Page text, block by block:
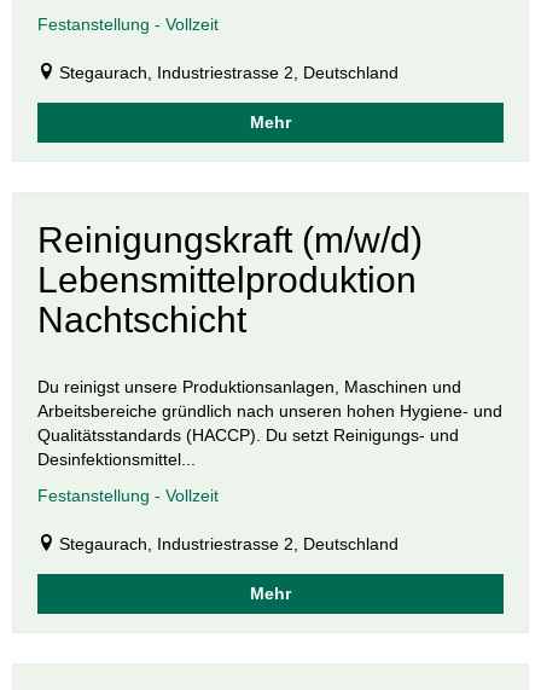
Festanstellung - Vollzeit
Stegaurach, Industriestrasse 2, Deutschland
Mehr
Reinigungskraft (m/w/d)
Lebensmittelproduktion
Nachtschicht
Du reinigst unsere Produktionsanlagen, Maschinen und
Arbeitsbereiche gründlich nach unseren hohen Hygiene- und
Qualitätsstandards (HACCP). Du setzt Reinigungs- und
Desinfektionsmittel...
Festanstellung - Vollzeit
Stegaurach, Industriestrasse 2, Deutschland
Mehr